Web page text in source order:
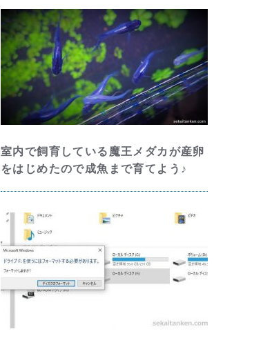
室内で飼育している魔王メダカが産卵
をはじめたので成魚まで育てよう♪